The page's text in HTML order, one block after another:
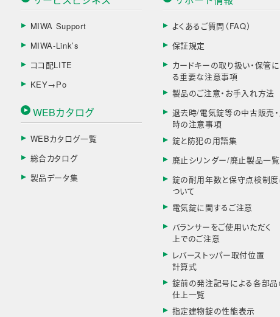
MIWA Support
MIWA-Link’s
ココ配LITE
KEY→Po
WEBカタログ
WEBカタログ一覧
総合カタログ
製品データ集
よくあるご質問（FAQ）
保証規定
カードキーの取り扱い・保管
る重要な注意事項
製品のご注意・お手入れ方法
退去時/電気錠等の中古販売
時の注意事項
錠と防犯の用語集
廃止シリンダー/廃止製品一覧
錠の耐用年数と保守点検制度
ついて
電気錠に関するご注意
バランサーをご使用いただく
上でのご注意
レバーストッパー取付位置
計算式
錠前の発注記号による各部品
仕上一覧
指定建物錠の性能表示